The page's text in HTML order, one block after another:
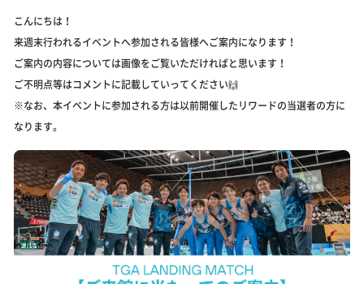
こんにちは！
来週末行われるイベントへ参加される皆様へご案内になります！
ご案内の内容については画像をご覧いただければと思います！
ご不明点等はコメントに記載していってください🙌
※なお、本イベントに参加される方は以前開催したリワードの当選者の方に
なります。